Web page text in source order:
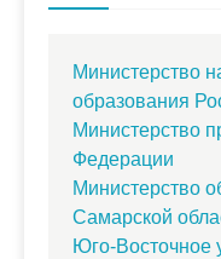
Министерство
образования
Министерство
Федерации
Министерство
Самарской
Юго-Восточное